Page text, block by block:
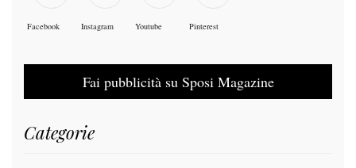
Facebook Instagram Youtube Pinterest
Fai pubblicità su Sposi Magazine
Categorie